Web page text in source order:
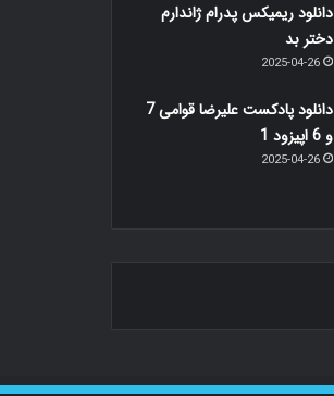
دانلود ریمیکس پدرام ژاندارم
دختر بد
2025-04-26
دانلود پادکست علیرضا قوامی 7
و 6 اپیزود 1
2025-04-26